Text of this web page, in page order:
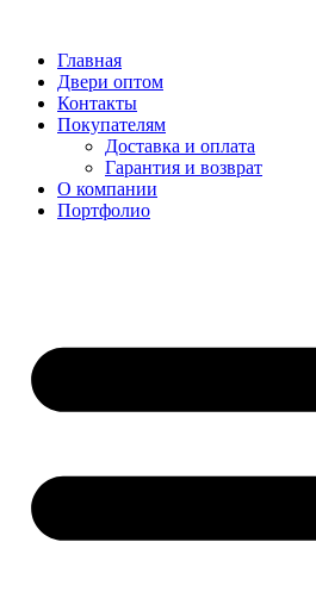
содержимому
Главная
Двери оптом
Контакты
Покупателям
Доставка и оплата
Гарантия и возврат
О компании
Портфолио